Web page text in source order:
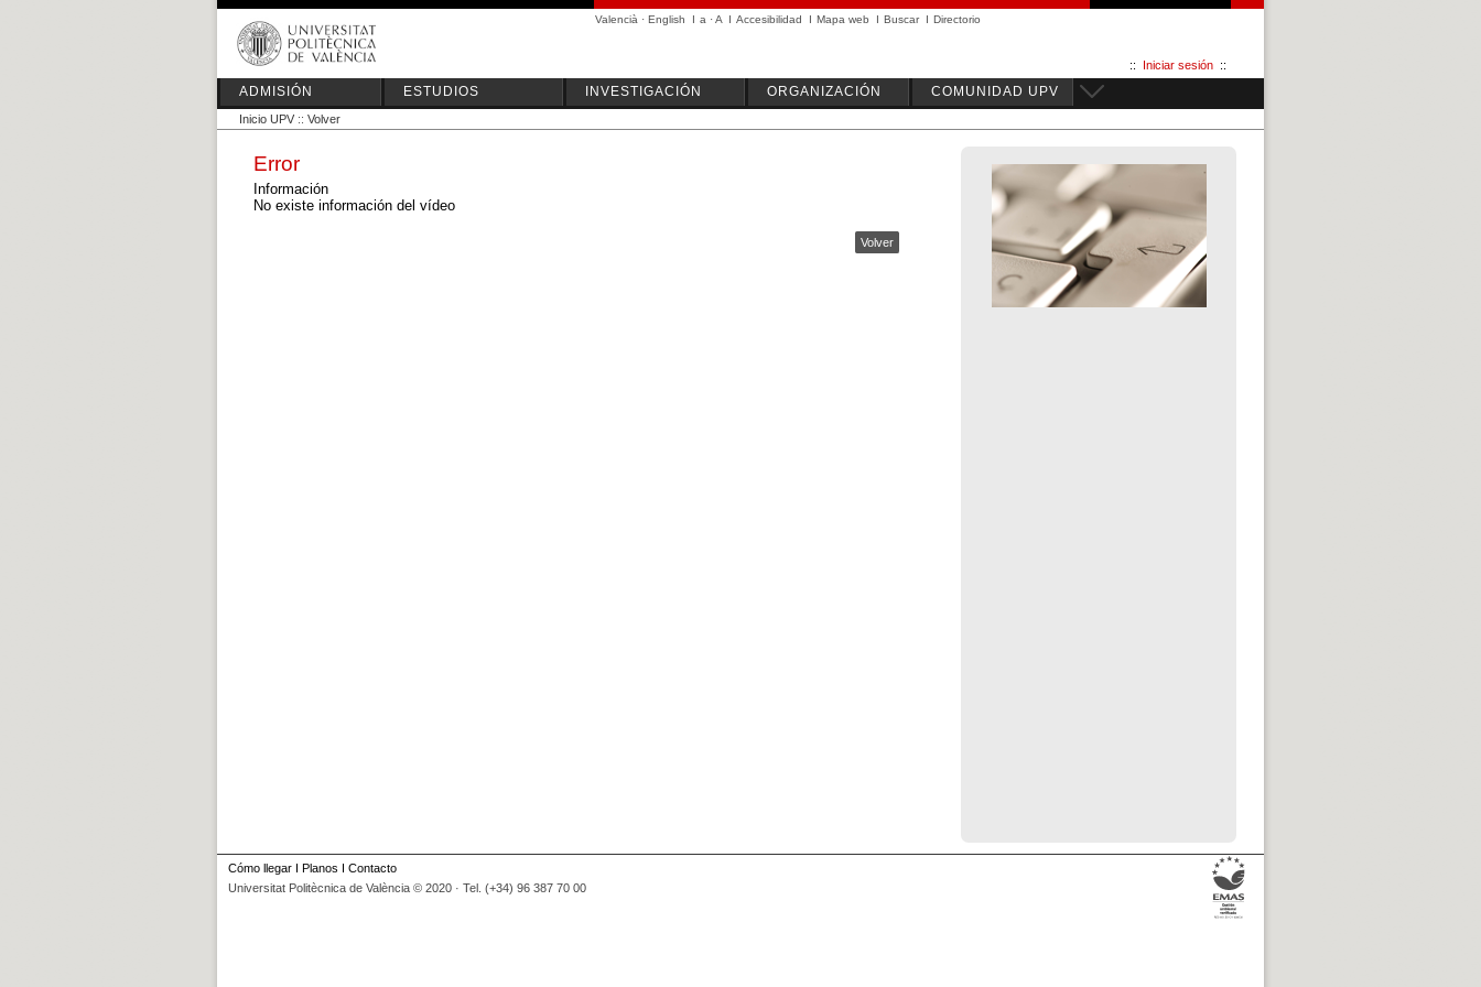
Valencià · English I a ·A I Accesibilidad I Mapa web I Buscar I Directorio
:: Iniciar sesión ::
ADMISIÓN ESTUDIOS INVESTIGACIÓN ORGANIZACIÓN COMUNIDAD UPV
Inicio UPV :: Volver
Error
Información
No existe información del vídeo
Volver
Cómo llegar I Planos I Contacto
Universitat Politècnica de València © 2020 · Tel. (+34) 96 387 70 00